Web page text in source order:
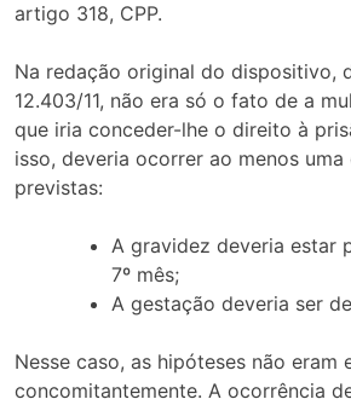
artigo 318, CPP.
Na redação original do dispositivo,
12.403/11, não era só o fato de a
que iria conceder-lhe o direito à
isso, deveria ocorrer ao menos
previstas:
A gravidez deveria estar
7º mês;
A gestação deveria ser
Nesse caso, as hipóteses não eram
concomitantemente. A ocorrência